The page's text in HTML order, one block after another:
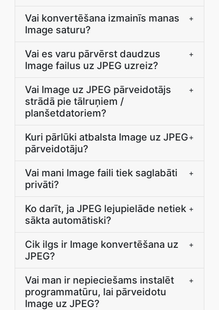
Vai konvertēšana izmainīs manas
Image saturu?
+
Vai es varu pārvērst daudzus
Image failus uz JPEG uzreiz?
+
Vai Image uz JPEG pārveidotājs
strādā pie tālruņiem /
planšetdatoriem?
+
Kuri pārlūki atbalsta Image uz JPEG
pārveidotāju?
+
Vai mani Image faili tiek saglabāti
privāti?
+
Ko darīt, ja JPEG lejupielāde netiek
sākta automātiski?
+
Cik ilgs ir Image konvertēšana uz
JPEG?
+
Vai man ir nepieciešams instalēt
programmatūru, lai pārveidotu
Image uz JPEG?
+